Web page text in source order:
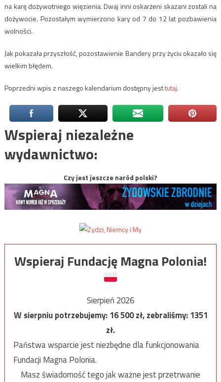
na karę dożywotniego więzienia. Dwaj inni oskarżeni skazani zostali na
dożywocie. Pozostałym wymierzono kary od 7 do 12 lat pozbawienia
wolności.
Jak pokazała przyszłość, pozostawienie Bandery przy życiu okazało się
wielkim błędem.
Poprzedni wpis z naszego kalendarium dostępny jesttutaj.
Wspieraj niezależne
wydawnictwo:
Czy jest jeszcze naród polski?
Wspieraj Fundację Magna Polonia!
Sierpień 2026
W sierpniu potrzebujemy:16 500zł, zebraliśmy:1351
zł.
Państwa wsparcie jest niezbędne dla funkcjonowania
Fundacji Magna Polonia.
Masz świadomość tego jak ważne jest przetrwanie